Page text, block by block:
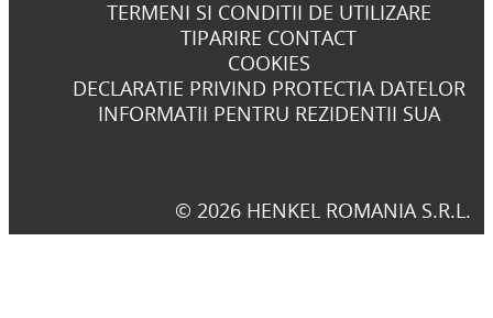
TERMENI SI CONDITII DE UTILIZARE
TIPARIRE CONTACT
COOKIES
DECLARATIE PRIVIND PROTECTIA DATELOR
INFORMATII PENTRU REZIDENTII SUA
© 2026 HENKEL ROMANIA S.R.L.